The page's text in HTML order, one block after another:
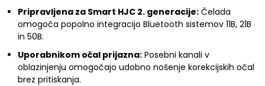
Pripravljena za Smart HJC 2. generacije: Čelada
omogoča popolno integracijo Bluetooth sistemov 11B, 21B
in 50B.
Uporabnikom očal prijazna: Posebni kanali v
oblazinjenju omogočajo udobno nošenje korekcijskih očal
brez pritiskanja.